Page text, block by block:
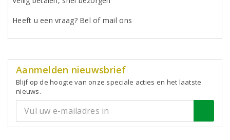
Heeft u een vraag? Bel of mail ons
Aanmelden nieuwsbrief
Blijf op de hoogte van onze speciale acties en het laatste
nieuws.